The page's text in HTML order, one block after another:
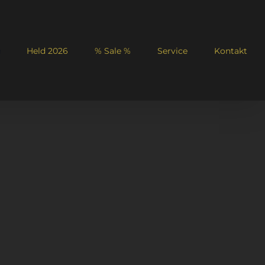
Held 2026 % Sale % Service Kontakt